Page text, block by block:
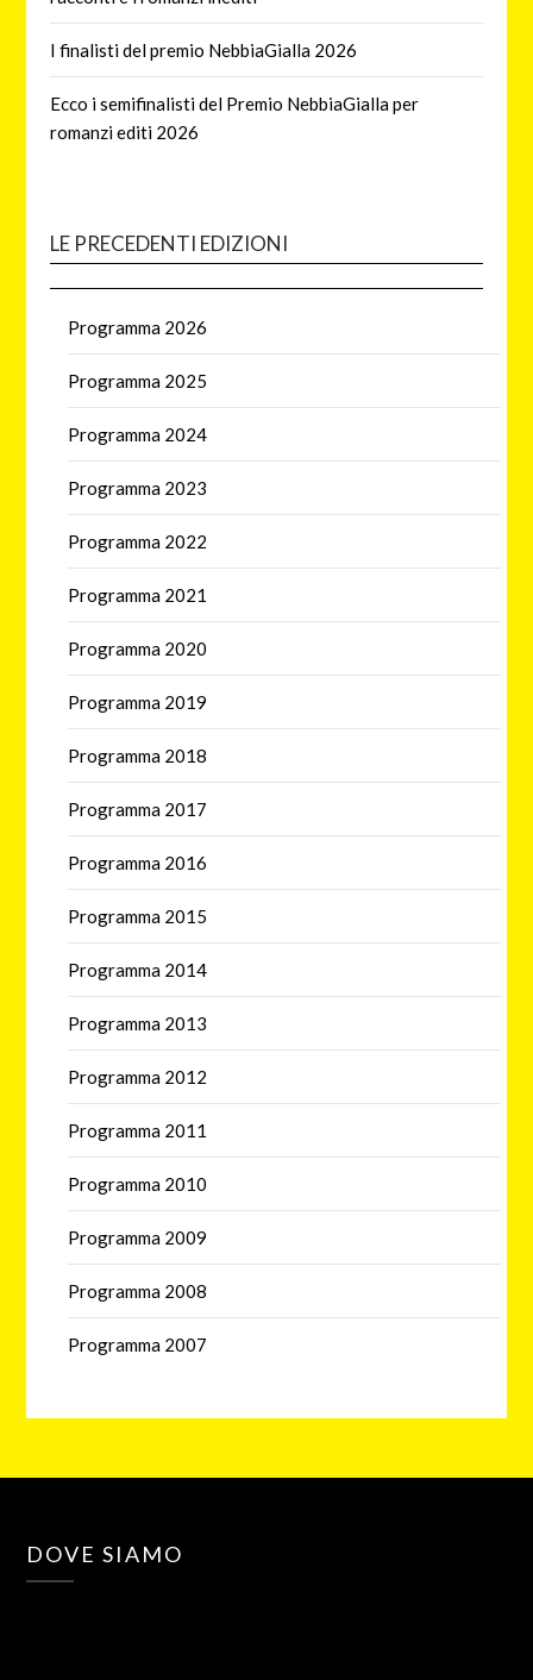
I finalisti del premio NebbiaGialla 2026
Ecco i semifinalisti del Premio NebbiaGialla per
romanzi editi 2026
LE PRECEDENTI EDIZIONI
Programma 2026
Programma 2025
Programma 2024
Programma 2023
Programma 2022
Programma 2021
Programma 2020
Programma 2019
Programma 2018
Programma 2017
Programma 2016
Programma 2015
Programma 2014
Programma 2013
Programma 2012
Programma 2011
Programma 2010
Programma 2009
Programma 2008
Programma 2007
DOVE SIAMO